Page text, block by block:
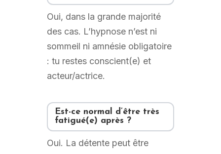
Oui, dans la grande majorité
des cas. L’hypnose n’est ni
sommeil ni amnésie obligatoire
: tu restes conscient(e) et
acteur/actrice.
Est-ce normal d’être très
fatigué(e) après ?
Oui. La détente peut être